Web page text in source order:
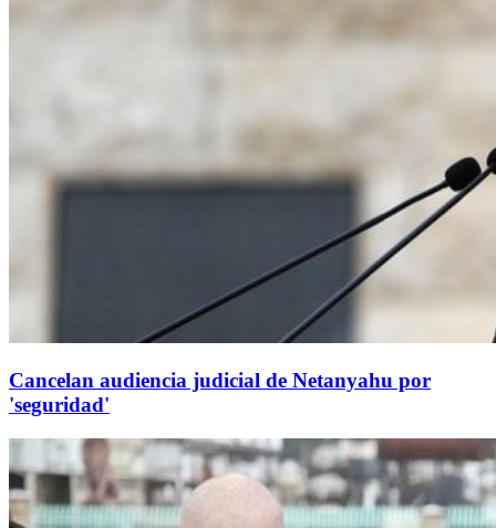
Cancelan audiencia judicial de Netanyahu por
'seguridad'